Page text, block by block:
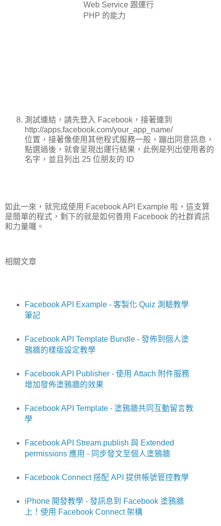
Web Service 跟運行
PHP 的能力
測試連結，請先登入 Facebook，接著連到
http://apps.facebook.com/your_app_name/
位置，接著像使用其他程式服務一般，蹦出同意訊息，
點選過後，就會呈現出運行結果，此例是列出使用者的
名字，並且列出 25 位朋友的 ID
如此一來，就完成使用 Facebook API Example 啦，這支算
是簡單的程式，剩下的就是如何善用 Facebook 的社群資訊
和力量囉。
相關文章
Facebook API Example - 客製化 Quiz 測驗教學
筆記
Facebook API Template Bundle - 發佈到個人塗
鴉牆的樣版設定教學
Facebook API Publisher - 使用 Attach 附件服務
增加發佈塗鴉牆的效果
Facebook API Template - 塗鴉牆共同互動留言教
學
Facebook API Stream.publish 與 Extended
permissions 應用 - 同步發文至個人塗鴉牆
Facebook Connect 搭配 API 提供帳號管控教學
iPhone 開發教學 - 發訊息到 Facebook 塗鴉牆
上！使用 Facebook Connect 架構